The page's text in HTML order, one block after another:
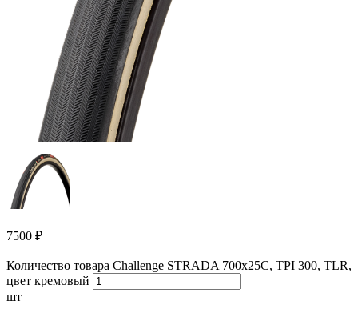
7500 ₽
Количество товара Challenge STRADA 700х25С, TPI 300, TLR,
цвет кремовый
шт